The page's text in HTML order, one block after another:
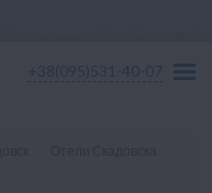
+38(095)531-40-07